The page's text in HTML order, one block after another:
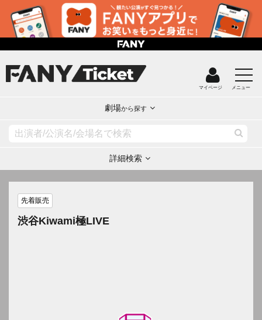
マイページ メニュー
劇場から探す
詳細検索
先着販売
渋谷Kiwami極LIVE